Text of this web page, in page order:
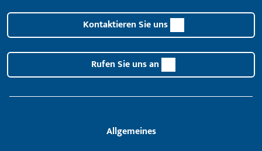
Kontaktieren Sie uns
Rufen Sie uns an
Allgemeines